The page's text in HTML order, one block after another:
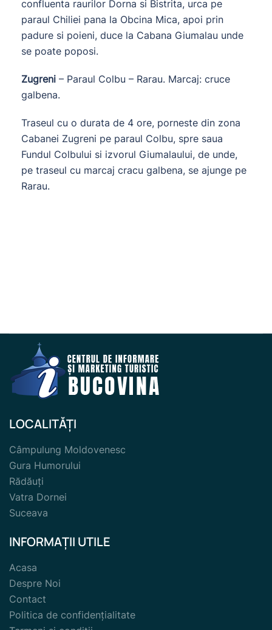
confluenta raurilor Dorna si Bistrita, urca pe
paraul Chiliei pana la Obcina Mica, apoi prin
padure si poieni, duce la Cabana Giumalau unde
se poate poposi.
Zugreni – Paraul Colbu – Rarau. Marcaj: cruce
galbena.
Traseul cu o durata de 4 ore, porneste din zona
Cabanei Zugreni pe paraul Colbu, spre saua
Fundul Colbului si izvorul Giumalaului, de unde,
pe traseul cu marcaj cracu galbena, se ajunge pe
Rarau.
LOCALITĂȚI
Câmpulung Moldovenesc
Gura Humorului
Rădăuți
Vatra Dornei
Suceava
INFORMAȚII UTILE
Acasa
Despre Noi
Contact
Politica de confidențialitate